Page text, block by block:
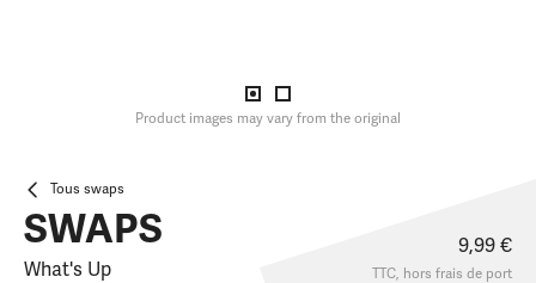
Product images may vary from the original
Tous swaps
SWAPS
What's Up
9,99 €
TTC, hors frais de port